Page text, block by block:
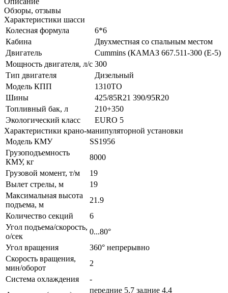
Обзоры, отзывы
Характеристики шасси
Колесная формула
6*6
Кабина
Двухместная со спальным местом
Двигатель
Cummins (КАМАЗ 667.511-300 (Е-5)
Мощность двигателя, л/с 300
Тип двигателя
Дизельный
Модель КПП
1310TO
Шины
425/85R21 390/95R20
Топливный бак, л
210+350
Экологический класс
EURO 5
Характеристики крано-манипуляторной установки
Модель КМУ
SS1956
Грузоподъемность
КМУ, кг
8000
Грузовой момент, т/м
19
Вылет стрелы, м
19
Максимальная высота
подъема, м
21.9
Количество секций
6
Угол подъема/скорость,
о/сек
0...80°
Угол вращения
360° непрерывно
Скорость вращения,
мин/оборот
2
Система охлаждения
-
передние 5,7 задние 4,4